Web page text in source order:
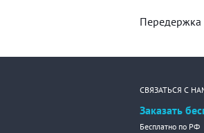
Передержка
СВЯЗАТЬСЯ С
Заказать
Бесплатно по РФ